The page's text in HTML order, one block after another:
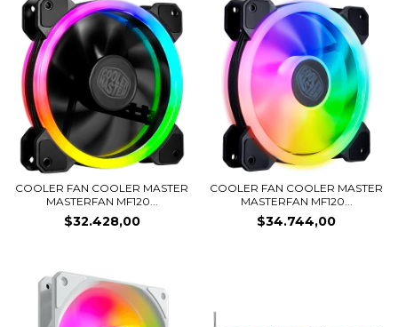
COOLER FAN COOLER MASTER
MASTERFAN MF120...
$32.428,00
COOLER FAN COOLER MASTER
MASTERFAN MF120...
$34.744,00